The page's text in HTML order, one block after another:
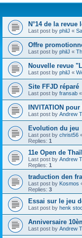
N°14 de la
Last post by philJ «
Offre
Last post by philJ «
Nouvelle revue
Last post by philJ «
Site FFJD réparé
Last post by fransab «
INVITATION
Last post by Andrew
Evolution du jeu
Last post by christ56
Replies: 1
11e Open de
Last post by Andrew
Replies: 1
traduction den
Last post by Kosmos
Replies: 3
Essai sur le jeu
Last post by henk
Anniversaire
Last post by Andrew